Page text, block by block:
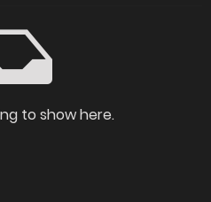
to show here.